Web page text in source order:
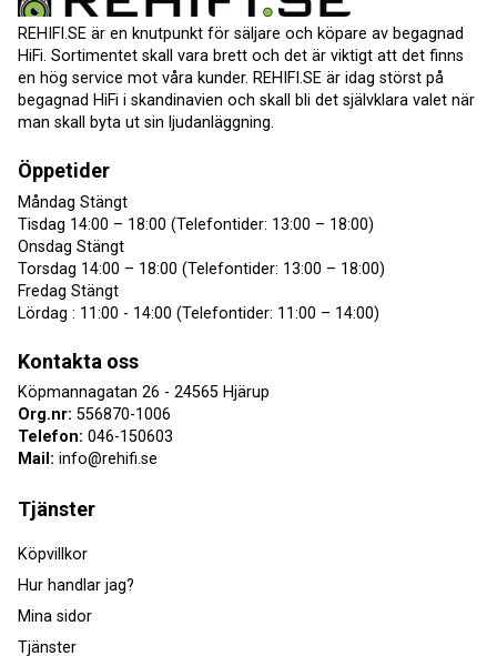
REHIFI.SE är en knutpunkt för säljare och köpare av begagnad
HiFi. Sortimentet skall vara brett och det är viktigt att det finns
en hög service mot våra kunder. REHIFI.SE är idag störst på
begagnad HiFi i skandinavien och skall bli det självklara valet när
man skall byta ut sin ljudanläggning.
Öppetider
Måndag Stängt
Tisdag 14:00 – 18:00 (Telefontider: 13:00 – 18:00)
Onsdag Stängt
Torsdag 14:00 – 18:00 (Telefontider: 13:00 – 18:00)
Fredag Stängt
Lördag : 11:00 - 14:00 (Telefontider: 11:00 – 14:00)
Kontakta oss
Köpmannagatan 26 - 24565 Hjärup
Org.nr: 556870-1006
Telefon: 046-150603
Mail: info@rehifi.se
Tjänster
Köpvillkor
Hur handlar jag?
Mina sidor
Tjänster